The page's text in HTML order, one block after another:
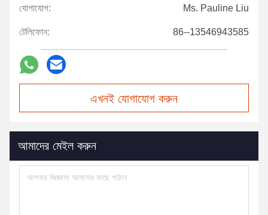
যোগাযোগ: Ms. Pauline Liu
টেলিফোন: 86--13546943585
এখনই যোগাযোগ করুন
আমাদের মেইল করুন